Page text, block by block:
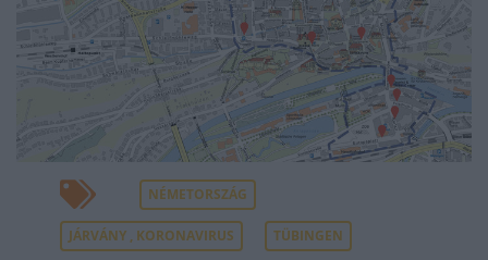
NÉMETORSZÁG
JÁRVÁNY , KORONAVIRUS TÜBINGEN